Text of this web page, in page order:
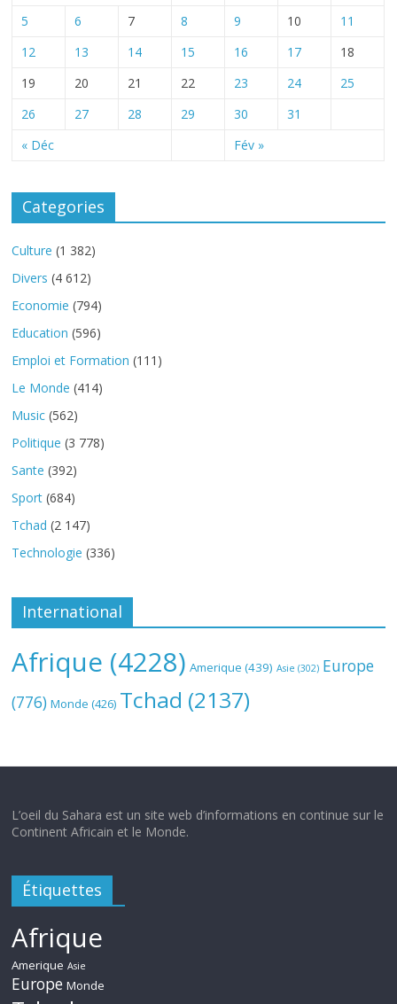
« Déc Fév »
5
6 7 8 9 10
11
12
13 14 15 16 17
18
19
20 21 22 23 24
25
26
27 28 29 30 31
Categories
Culture (1 382)
Divers (4 612)
Economie (794)
Education (596)
Emploi et Formation (111)
Le Monde (414)
Music (562)
Politique (3 778)
Sante (392)
Sport (684)
Tchad (2 147)
Technologie (336)
International
Afrique (4228) Amerique (439) Asie (302) Europe
(776) Monde (426) Tchad (2137)
L’oeil du Sahara est un site web d’informations en continue sur le
Continent Africain et le Monde.
Étiquettes
Afrique
Amerique Asie
Europe Monde